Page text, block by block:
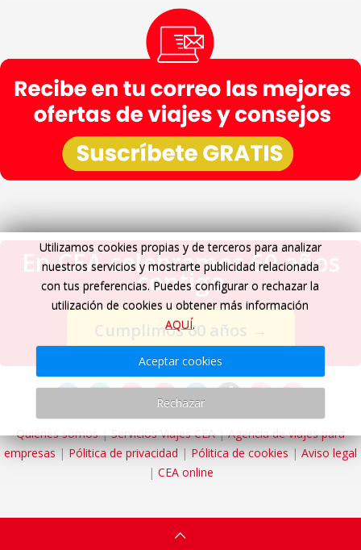
En CEA celebramos 60 años
contigo
Cumplimos 60 años →
Quiénes somos|Servicios Viajes CEA|Agencia de viajes para
empresas | Pólitica de privacidad | Pólitica de cookies | Aviso legal
| CEA online
Utilizamos cookies propias y de terceros para analizar
nuestros servicios y mostrarte publicidad relacionada
con tus preferencias. Puedes configurar o rechazar la
utilización de cookies u obtener más información
AQUÍ.
Aceptar cookies
Rechazar